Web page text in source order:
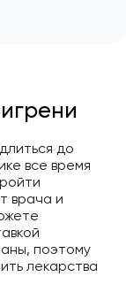
до
все время
врача и
поэтому
лекарства